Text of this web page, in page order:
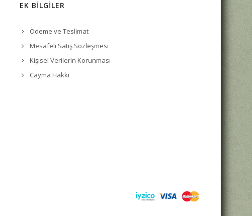
EK BİLGİLER
Ödeme ve Teslimat
Mesafeli Satış Sözleşmesi
Kişisel Verilerin Korunması
Cayma Hakkı